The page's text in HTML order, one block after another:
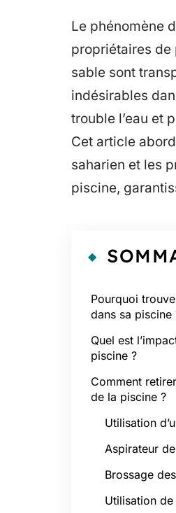
Le phénomène
propriétaires de
sable sont
indésirables
trouble l’eau et
Cet article
saharien et les
piscine,
Pourquoi
dans sa piscine
Quel est
piscine ?
Comment
de la piscine ?
Utilisation
Aspirateur
Brossage
Utilisation